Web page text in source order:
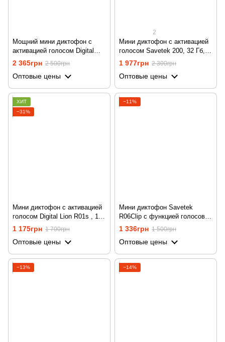
Мощний мини диктофон с
активацией голосом Digital
Lion RP03, с повербанком,
32gb, до 500 часов работы
2 365грн 2 500грн
Оптовые цены
2
Мини диктофон с активацией
голосом Savetek 200, 32 Гб,
VOX, 12 часов записи
1 977грн 2 300грн
Оптовые цены
ХИТ
−31%
Мини диктофон с активацией
голосом Digital Lion R01s , 16
Гб, VOX, 12 часов записи
1 175грн 1 700грн
Оптовые цены
−11%
Мини диктофон Savetek
R06Clip с функцией голосовой
активации, 8 Гб, VOX, 10
часов записи
1 336грн 1 500грн
Оптовые цены
−13% −14%